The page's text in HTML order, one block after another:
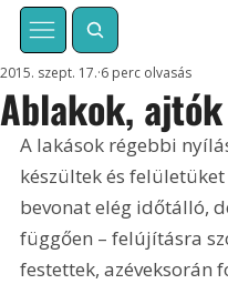
Ablakok,
2015. szept. 17. 6 perc olvasás
A lakások régebbi
készültek és
bevonat elég időtálló,
függően – felújításra
festettek, azéveksorán